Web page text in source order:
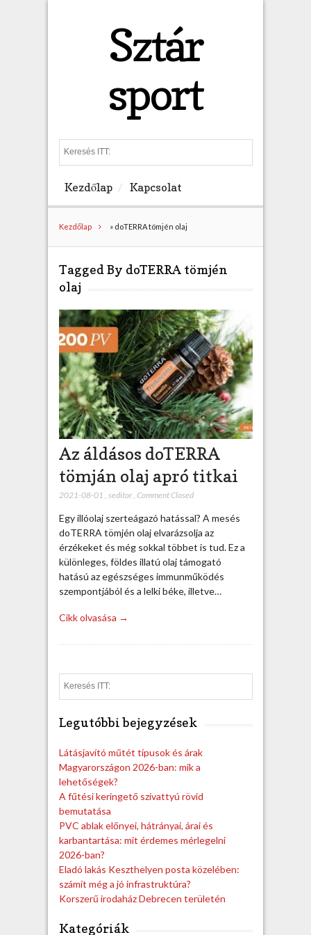
Sztár
sport
e
h
Kezdőlap Kapcsolat
Kezdőlap » doTERRA tömjén olaj
Tagged By doTERRA tömjén
olaj
Az áldásos doTERRA
tömján olaj apró titkai
2021-08-01 seditor, Comment Closed
Egy illóolaj szerteágazó hatással? A mesés
doTERRA tömjén olaj elvarázsolja az
érzékeket és még sokkal többet is tud. Ez a
különleges, földes illatú olaj támogató
hatású az egészséges immunműködés
szempontjából és a lelki béke, illetve…
Cikk olvasása →
e
Legutóbbi bejegyzések
Látásjavító műtét típusok és árak
Magyarországon 2026-ban: mik a
lehetőségek?
A fűtési keringető szivattyú rövid
bemutatása
PVC ablak előnyei, hátrányai, árai és
karbantartása: mit érdemes mérlegelni
2026-ban?
Eladó lakás Keszthelyen posta közelében:
számít még a jó infrastruktúra?
Korszerű irodaház Debrecen területén
Kategóriák